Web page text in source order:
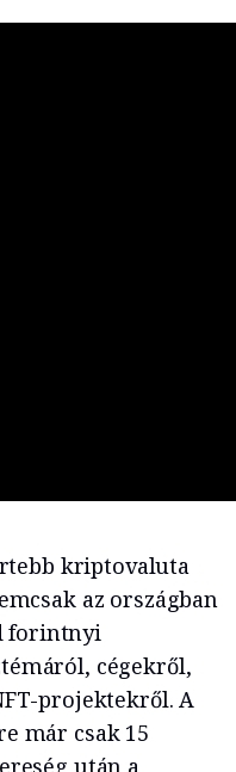
kriptovaluta
az országban
forintnyi
cégekről,
projektekről. A
már csak 15